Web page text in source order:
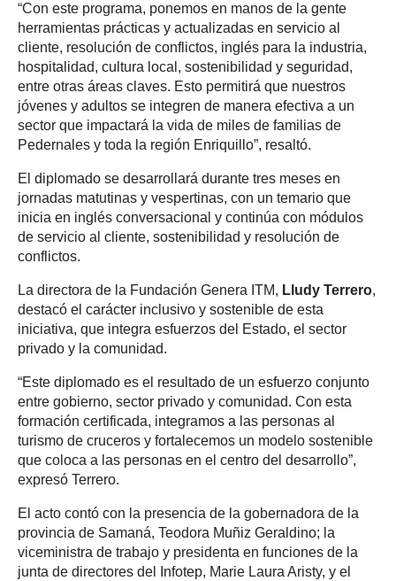
“Con este programa, ponemos en manos de la gente
herramientas prácticas y actualizadas en servicio al
cliente, resolución de conflictos, inglés para la industria,
hospitalidad, cultura local, sostenibilidad y seguridad,
entre otras áreas claves. Esto permitirá que nuestros
jóvenes y adultos se integren de manera efectiva a un
sector que impactará la vida de miles de familias de
Pedernales y toda la región Enriquillo”, resaltó.
El diplomado se desarrollará durante tres meses en
jornadas matutinas y vespertinas, con un temario que
inicia en inglés conversacional y continúa con módulos
de servicio al cliente, sostenibilidad y resolución de
conflictos.
La directora de la Fundación Genera ITM, Lludy Terrero,
destacó el carácter inclusivo y sostenible de esta
iniciativa, que integra esfuerzos del Estado, el sector
privado y la comunidad.
“Este diplomado es el resultado de un esfuerzo conjunto
entre gobierno, sector privado y comunidad. Con esta
formación certificada, integramos a las personas al
turismo de cruceros y fortalecemos un modelo sostenible
que coloca a las personas en el centro del desarrollo”,
expresó Terrero.
El acto contó con la presencia de la gobernadora de la
provincia de Samaná, Teodora Muñiz Geraldino; la
viceministra de trabajo y presidenta en funciones de la
junta de directores del Infotep, Marie Laura Aristy, y el